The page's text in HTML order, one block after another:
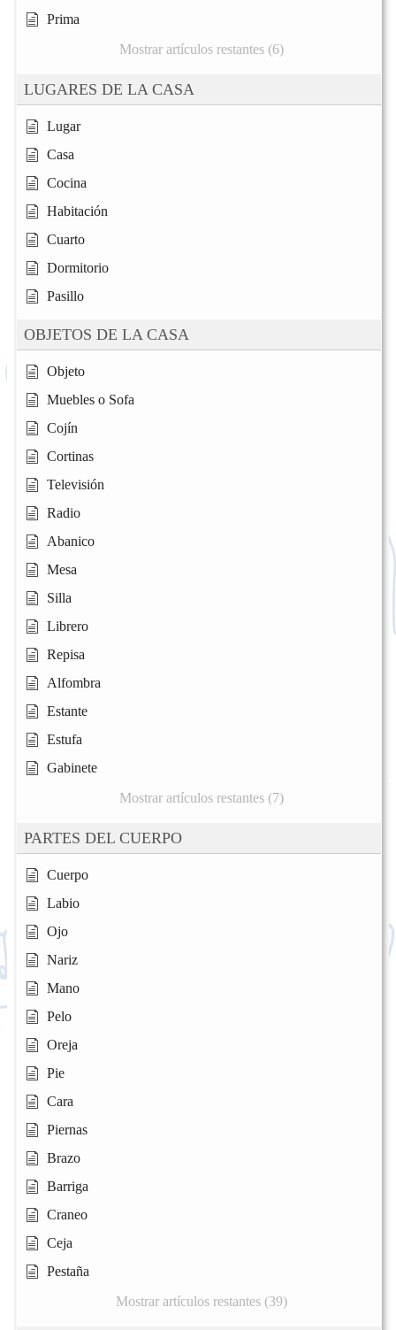
Prima
Mostrar artículos restantes (6)
LUGARES DE LA CASA
Lugar
Casa
Cocina
Habitación
Cuarto
Dormitorio
Pasillo
OBJETOS DE LA CASA
Objeto
Muebles o Sofa
Cojín
Cortinas
Televisión
Radio
Abanico
Mesa
Silla
Librero
Repisa
Alfombra
Estante
Estufa
Gabinete
Mostrar artículos restantes (7)
PARTES DEL CUERPO
Cuerpo
Labio
Ojo
Nariz
Mano
Pelo
Oreja
Pie
Cara
Piernas
Brazo
Barriga
Craneo
Ceja
Pestaña
Mostrar artículos restantes (39)